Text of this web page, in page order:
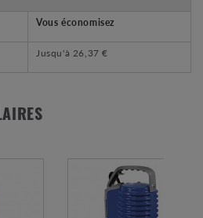
Vous économisez
Jusqu'à 26,37 €